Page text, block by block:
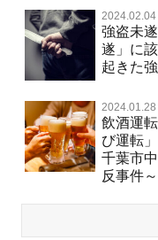
2024.02.04
強盗未
遂」に
起きた
2024.01.28
飲酒運
び運転
千葉市
反事件～